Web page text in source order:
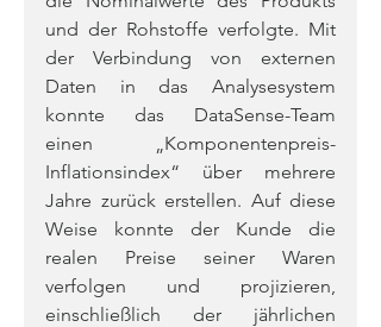
und der Rohstoffe verfolgte. Mit
der Verbindung von externen
Daten in das Analysesystem
konnte das DataSense-Team
einen „Komponentenpreis-
Inflationsindex“ über mehrere
Jahre zurück erstellen. Auf diese
Weise konnte der Kunde die
realen Preise seiner Waren
verfolgen und projizieren,
einschließlich der jährlichen